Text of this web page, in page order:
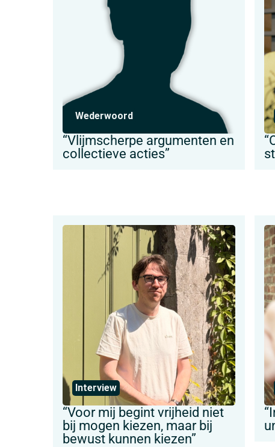
Wederwoord
“Vlijmscherpe argumenten en
collectieve acties”
Interview
“Voor mij begint vrijheid niet
bij mogen kiezen, maar bij
bewust kunnen kiezen”